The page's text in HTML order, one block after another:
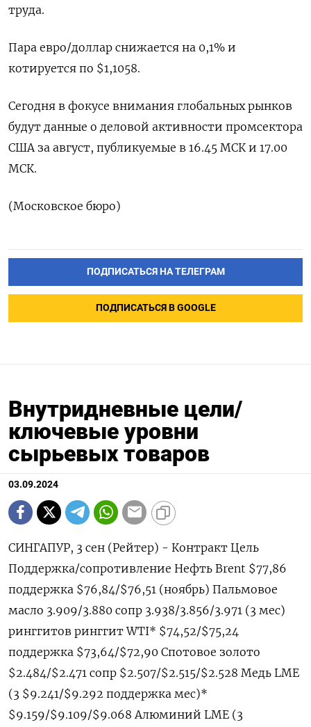
труда.
Пара евро/доллар снижается на 0,1% и
котируется по $1,1058.
Сегодня в фокусе внимания глобальных рынков
будут данные о деловой активности промсектора
США за август, публикуемые в 16.45 МСК и 17.00
МСК.
(Московское бюро)
ПОДПИСАТЬСЯ НА ТЕЛЕГРАМ
ПОДПИСАТЬСЯ В GOOGLE
Внутридневные цели/
ключевые уровни
сырьевых товаров
03.09.2024
СИНГАПУР, 3 сен (Рейтер) - Контракт Цель
Поддержка/сопротивление Нефть Brent $77,86
поддержка $76,84/$76,51 (ноябрь) Пальмовое
масло 3.909/3.880 сопр 3.938/3.856/3.971 (3 мес)
ринггитов ринггит WTI* $74,52/$75,24
поддержка $73,64/$72,90 Спотовое золото
$2.484/$2.471 сопр $2.507/$2.515/$2.528 Медь LME
(3 $9.241/$9.292 поддержка мес)*
$9.159/$9.109/$9.068 Алюминий LME (3